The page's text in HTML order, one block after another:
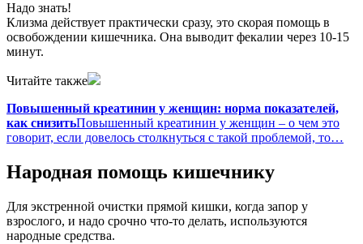
Надо знать!
Клизма действует практически сразу, это скорая помощь в
освобождении кишечника. Она выводит фекалии через 10-15
минут.
Читайте также
Повышенный креатинин у женщин: норма показателей,
как снизитьПовышенный креатинин у женщин – о чем это
говорит, если довелось столкнуться с такой проблемой, то…
Народная помощь кишечнику
Для экстренной очистки прямой кишки, когда запор у
взрослого, и надо срочно что-то делать, используются
народные средства.